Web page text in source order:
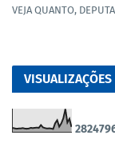
VEJA QUANTO,
VISUALIZAÇÕES
282479